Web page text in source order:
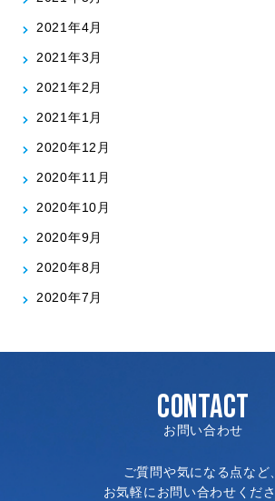
2021年4月
2021年3月
2021年2月
2021年1月
2020年12月
2020年11月
2020年10月
2020年9月
2020年8月
2020年7月
CONTACT
お問い合わせ
ご質問や気になる点など
お気軽にお問い合わせくださ